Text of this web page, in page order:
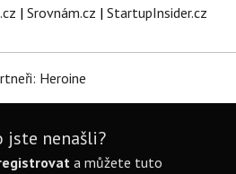
| Srovnám.cz | StartupInsider.cz
Heroine
jste nenašli?
a můžete tuto